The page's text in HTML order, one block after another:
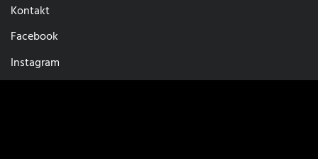
Kontakt
Facebook
Instagram